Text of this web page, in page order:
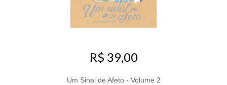
R$ 39,00
Um Sinal de Afeto - Volume 2